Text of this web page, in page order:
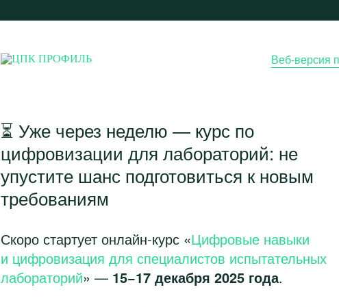
Веб-версия
⏳ Уже через неделю — курс по
цифровизации для лабораторий: не
упустите шанс подготовиться к новым
требованиям
Скоро стартует онлайн-курс «Цифровые навыки
и цифровизация для специалистов испытательных
лабораторий» — 15−17 декабря 2025 года.